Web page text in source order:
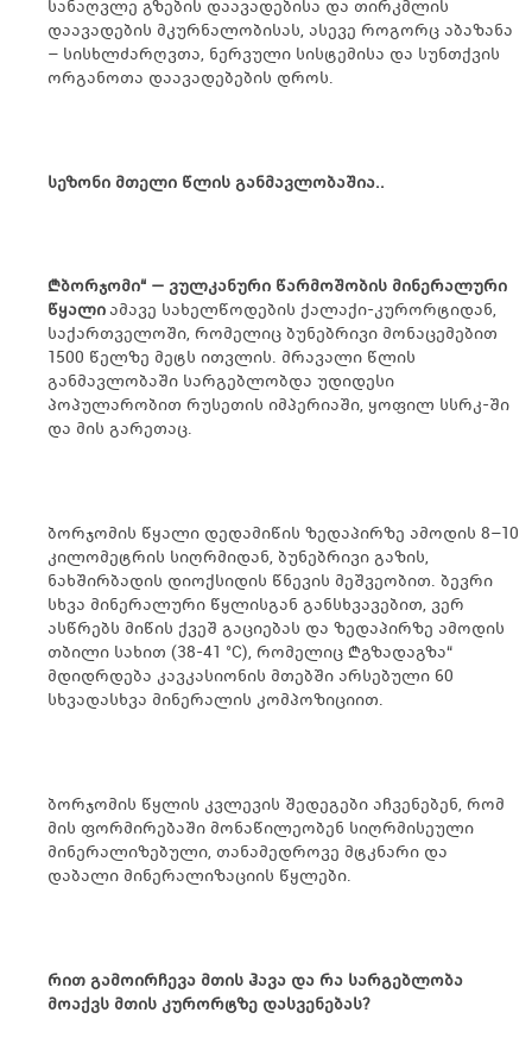
სანაღვლე გზების დაავადებისა და თირკმლის
დაავადების მკურნალობისას, ასევე როგორც აბაზანა
– სისხლძარღვთა, ნერვული სისტემისა და სუნთქვის
ორგანოთა დაავადებების დროს.
სეზონი მთელი წლის განმავლობაშია..
„ბორჯომი“ — ვულკანური წარმოშობის მინერალური
წყალი ამავე სახელწოდების ქალაქი-კურორტიდან,
საქართველოში, რომელიც ბუნებრივი მონაცემებით
1500 წელზე მეტს ითვლის. მრავალი წლის
განმავლობაში სარგებლობდა უდიდესი
პოპულარობით რუსეთის იმპერიაში, ყოფილ სსრკ-ში
და მის გარეთაც.
ბორჯომის წყალი დედამიწის ზედაპირზე ამოდის 8–10
კილომეტრის სიღრმიდან, ბუნებრივი გაზის,
ნახშირბადის დიოქსიდის წნევის მეშვეობით. ბევრი
სხვა მინერალური წყლისგან განსხვავებით, ვერ
ასწრებს მიწის ქვეშ გაციებას და ზედაპირზე ამოდის
თბილი სახით (38-41 °С), რომელიც „გზადაგზა“
მდიდრდება კავკასიონის მთებში არსებული 60
სხვადასხვა მინერალის კომპოზიციით.
ბორჯომის წყლის კვლევის შედეგები აჩვენებენ, რომ
მის ფორმირებაში მონაწილეობენ სიღრმისეული
მინერალიზებული, თანამედროვე მტკნარი და
დაბალი მინერალიზაციის წყლები.
რით გამოირჩევა მთის ჰავა და რა სარგებლობა
მოაქვს მთის კურორტზე დასვენებას?